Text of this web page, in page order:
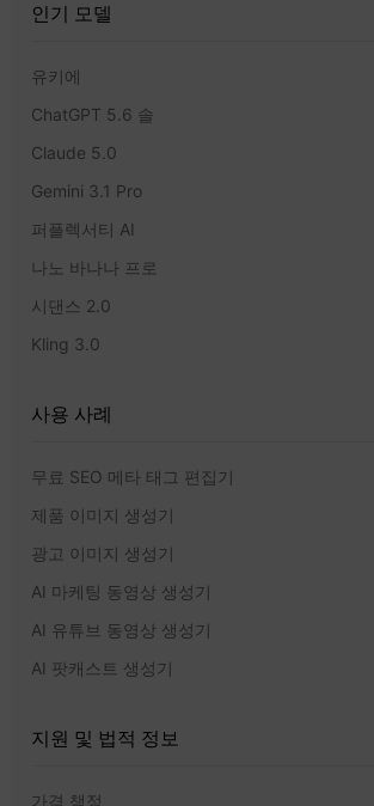
인기 모델
유키에
ChatGPT 5.6 솔
Claude 5.0
Gemini 3.1 Pro
퍼플렉서티 AI
나노 바나나 프로
시댄스 2.0
Kling 3.0
사용 사례
무료 SEO 메타 태그 편집기
제품 이미지 생성기
광고 이미지 생성기
AI 마케팅 동영상 생성기
AI 유튜브 동영상 생성기
AI 팟캐스트 생성기
지원 및 법적 정보
가격 책정